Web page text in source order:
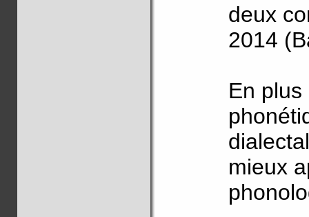
deux
2014
En plus
mieux